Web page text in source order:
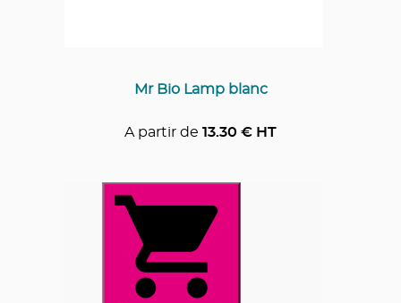
Mr Bio Lamp blanc
A partir de 13.30 € HT